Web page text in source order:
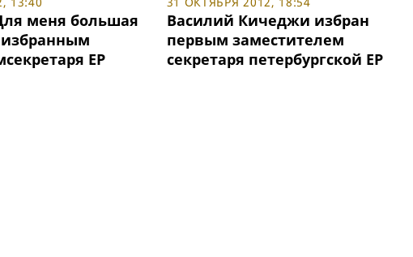
меня большая
избранным
ЕР
Василий Кичеджи избран
первым заместителем
секретаря петербургской ЕР